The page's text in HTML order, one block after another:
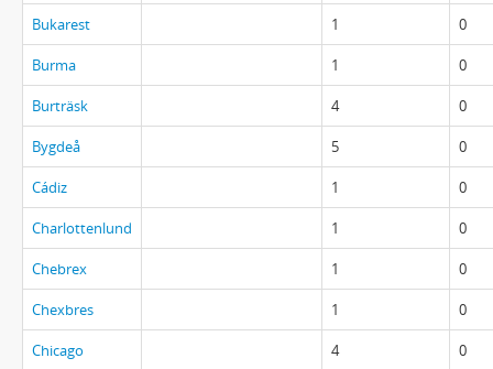
Bukarest 1 0
Burma 1 0
Burträsk 4 0
Bygdeå 5 0
Cádiz 1 0
Charlottenlund 1 0
Chebrex 1 0
Chexbres 1 0
Chicago 4 0